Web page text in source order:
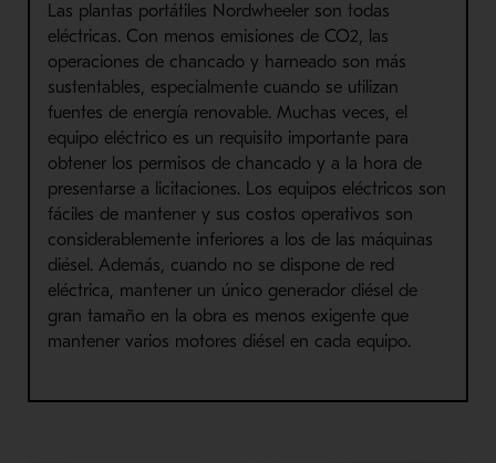
Las plantas portátiles Nordwheeler son todas
eléctricas. Con menos emisiones de CO2, las
operaciones de chancado y harneado son más
sustentables, especialmente cuando se utilizan
fuentes de energía renovable. Muchas veces, el
equipo eléctrico es un requisito importante para
obtener los permisos de chancado y a la hora de
presentarse a licitaciones. Los equipos eléctricos son
fáciles de mantener y sus costos operativos son
considerablemente inferiores a los de las máquinas
diésel. Además, cuando no se dispone de red
eléctrica, mantener un único generador diésel de
gran tamaño en la obra es menos exigente que
mantener varios motores diésel en cada equipo.